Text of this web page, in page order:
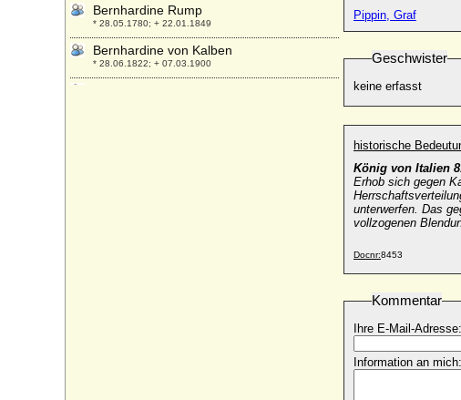
Pippin, Graf
Geschwister
keine erfasst
historische
König von Italien
Erhob sich gegen
unterwerfen. Das
vollzogenen
Docnr:8453
Kommentar
Ihre E-Mail-Adresse:
Information an mich:
Bernhardine Rump
* 28.05.1780; + 22.01.1849
Bernhardine von Kalben
* 28.06.1822; + 07.03.1900